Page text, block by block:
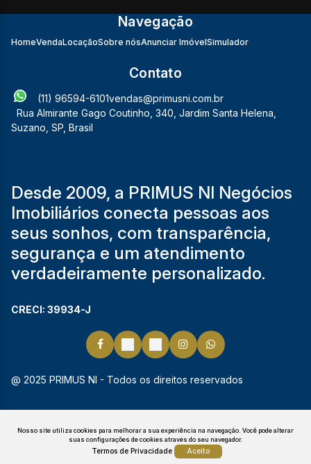
Nosso site utiliza cookies para melhorar a sua experiência na navegação. Você pode alterar
suas configurações de cookies através do seu navegador.
Termos de Privacidade Aceito
Navegação
HomeVendaLocaçãoSobre nósAnunciar ImóvelSimulador
Contato
(11) 96594-6101vendas@primusni.com.br
Rua Almirante Gago Coutinho 340 Jardim Santa Helena
Suzano SP Brasil
Desde 2009, a PRIMUS NI Negócios
Imobiliários conecta pessoas aos
seus sonhos, com transparência,
segurança e um atendimento
verdadeiramente personalizado.
CRECI: 39934-J
@ 2025 PRIMUS NI - Todos os direitos reservados